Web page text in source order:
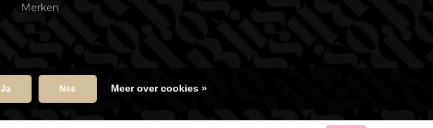
Merken
Ja Nee Meer over cookies »